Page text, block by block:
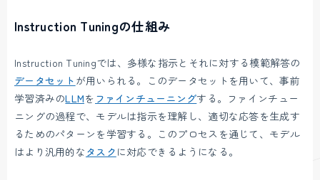
Instruction Tuningの仕組み
Instruction Tuningでは、多様な指示とそれに対する模範解答の
データセット が用いられる。このデータセットを用いて、事前
学習済みのLLMを ファインチューニングする。ファインチュー
ニングの過程で、モデルは指示を理解し、適切な応答を生成す
るためのパターンを学習する。このプロセスを通じて、モデル
はより汎用的な タスク に対応できるようになる。